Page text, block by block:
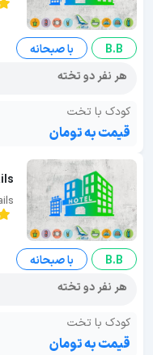
B.B
با صبحانه
هر نفر دو تخته
کودک با تخت
قیمت به تومان
B.B
با صبحانه
هر نفر دو تخته
کودک با تخت
قیمت به تومان